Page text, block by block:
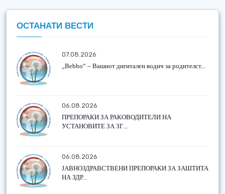
ОСТАНАТИ ВЕСТИ
07.08.2026
„Bebbo“ – Вашиот дигитален водич за родителст...
06.08.2026
ПРЕПОРАКИ ЗА РАКОВОДИТЕЛИ НА
УСТАНОВИТЕ ЗА ЗГ...
06.08.2026
ЈАВНОЗДРАВСТВЕНИ ПРЕПОРАКИ ЗА ЗАШТИТА
НА ЗДР...